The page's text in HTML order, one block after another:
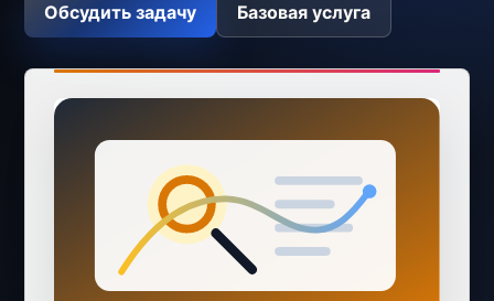
Обсудить задачу Базовая услуга